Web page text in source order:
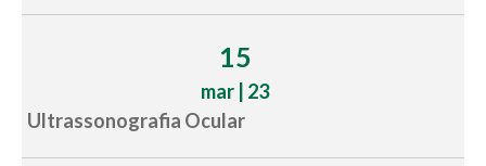
15
mar | 23
Ultrassonografia Ocular